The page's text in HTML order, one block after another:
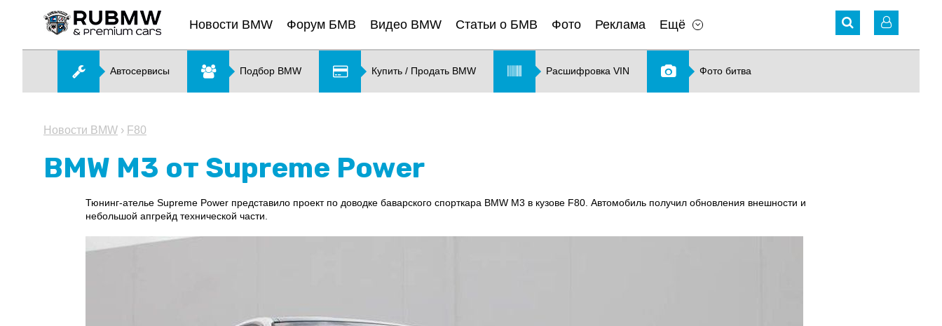
Новости BMW Форум БМВ Видео BMW Статьи о БМВ Фото Реклама Ещё
Автосервисы Подбор BMW Купить / Продать BMW Расшифровка VIN Фото битва
Новости BMW › F80
BMW M3 от Supreme Power
Тюнинг-ателье Supreme Power представило проект по доводке баварского спорткара BMW M3 в кузове F80. Автомобиль получил обновления внешности и
небольшой апгрейд технической части.